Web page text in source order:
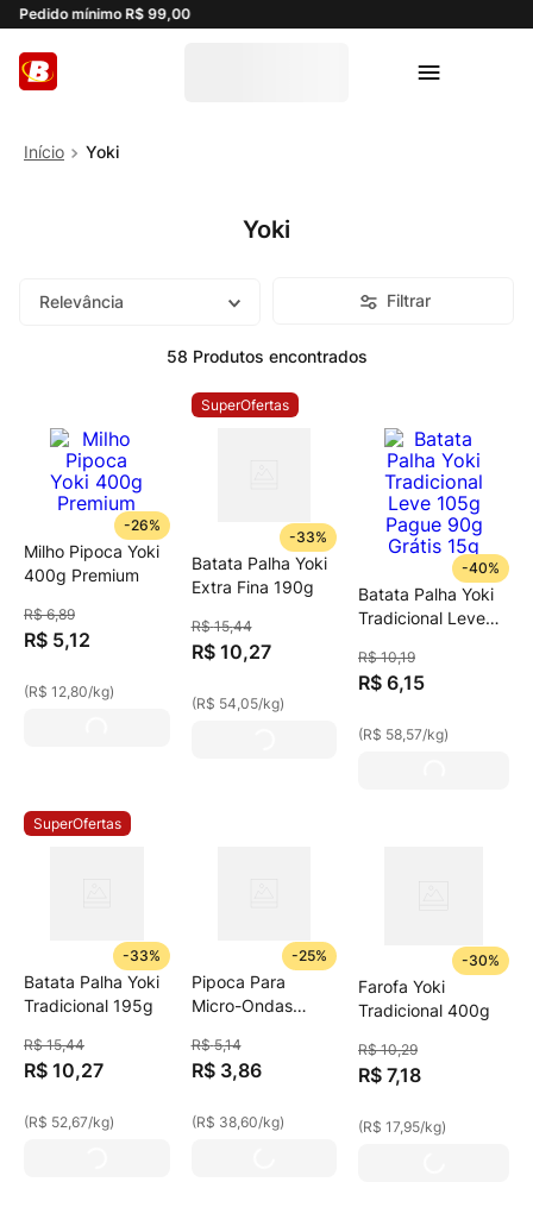
Pedido mínimo R$ 99,00
Yoki
Yoki
Relevância Filtrar
58 Produtos
-26%
Milho Pipoca Yoki
400g Premium
R$ 6,89
R$ 5,12
(R$ 12,80/kg)
SuperOfertas
-33%
Batata Palha Yoki
Extra Fina 190g
R$ 15,44
R$ 10,27
(R$ 54,05/kg)
-40%
Batata Palha Yoki
Tradicional Leve
Grátis 15g
R$ 10,19
R$ 6,15
(R$ 58,57/kg)
SuperOfertas
-33%
Batata Palha Yoki
Tradicional 195g
R$ 15,44
R$ 10,27
(R$ 52,67/kg)
-25%
Pipoca Para
Micro-Ondas
Cinema Yoki 100g
R$ 5,14
R$ 3,86
(R$ 38,60/kg)
-30%
Farofa Yoki
Tradicional 400g
R$ 10,29
R$ 7,18
(R$ 17,95/kg)